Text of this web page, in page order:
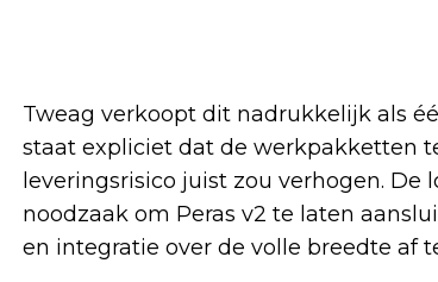
Tweag verkoopt dit nadrukkelijk als
staat expliciet dat de werkpakketten
leveringsrisico juist zou verhogen.
noodzaak om Peras v2 te laten
en integratie over de volle breedte af